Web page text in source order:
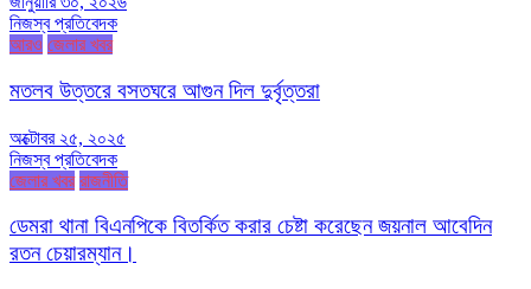
নিজস্ব প্রতিবেদক
আরও জেলার খবর
মতলব উত্তরে বসতঘরে আগুন দিল দুর্বৃত্তরা
অক্টোবর ২৫, ২০২৫
নিজস্ব প্রতিবেদক
জেলার খবর রাজনীতি
ডেমরা থানা বিএনপিকে বিতর্কিত করার চেষ্টা করেছেন জয়নাল আবেদিন
রতন চেয়ারম্যান।